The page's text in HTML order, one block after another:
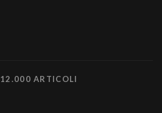
12.000 ARTICOLI